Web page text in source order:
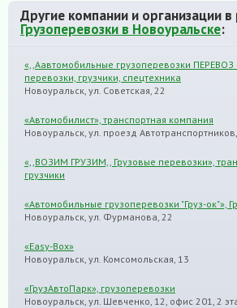
Другие компании и организации
Грузоперевозки в Новоуральске:
«,,Аавтомобильные грузоперевозки ПЕРЕВОЗ
перевозки, грузчики, спецтехника
Новоуральск, ул. Советская, 22
«Автомобилист», транспортная компания
Новоуральск, ул. проезд
«,,ВОЗИМ ГРУЗИМ,, Грузовые перевозки»,
грузчики
«Автомобильные грузоперевозки "Груз-ок"»,
Новоуральск, ул. Фурманова, 22
«Easy-Box»
Новоуральск, ул. Комсомольская, 13
«ГрузАвтоПарк», грузоперевозки
Новоуральск, ул. Шевченко, 12, офис 201, 2